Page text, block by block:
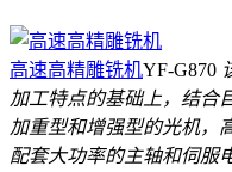
高速高精雕铣机YF-G870
加工特点的基础上，结合
加重型和增强型的光机，
配套大功率的主轴和伺服